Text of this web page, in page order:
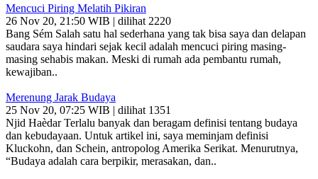
Mencuci Piring Melatih Pikiran
26 Nov 20, 21:50 WIB | dilihat 2220
Bang Sém Salah satu hal sederhana yang tak bisa saya dan delapan
saudara saya hindari sejak kecil adalah mencuci piring masing-
masing sehabis makan. Meski di rumah ada pembantu rumah,
kewajiban..
Merenung Jarak Budaya
25 Nov 20, 07:25 WIB | dilihat 1351
Njid Haèdar Terlalu banyak dan beragam definisi tentang budaya
dan kebudayaan. Untuk artikel ini, saya meminjam definisi
Kluckohn, dan Schein, antropolog Amerika Serikat. Menurutnya,
“Budaya adalah cara berpikir, merasakan, dan..